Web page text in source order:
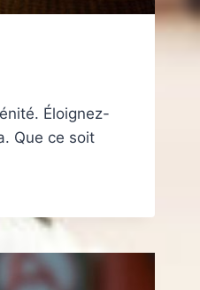
Éloignez-
Que ce soit